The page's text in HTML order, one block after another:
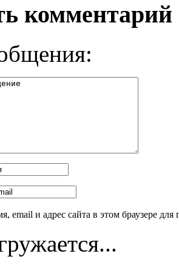
комментарий
email и адрес сайта в этом браузере